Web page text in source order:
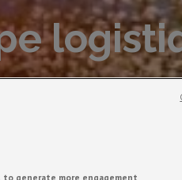
generate more engagement